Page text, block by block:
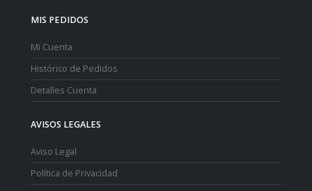
MIS PEDIDOS
Mi Cuenta
Histórico de Pedidos
Detalles Cuenta
AVISOS LEGALES
Aviso Legal
Política de Privacidad